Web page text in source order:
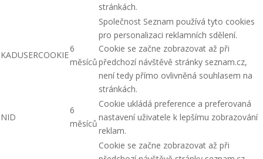
stránkách.
KADUSERCOOKIE
6
měsíců
Společnost Seznam používá tyto cookies
pro personalizaci reklamních sdělení.
Cookie se začne zobrazovat až při
předchozí návštěvě stránky seznam.cz,
není tedy přímo ovlivněná souhlasem na
stránkách.
NID
6
měsíců
Cookie ukládá preference a preferovaná
nastavení uživatele k lepšímu zobrazování
reklam.
Cookie se začne zobrazovat až při